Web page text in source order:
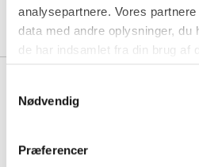
analysepartnere. Vores
data med andre oplysninger, du
de har indsamlet fra din brug af
Nødvendig
Præferencer
Min. køb:10